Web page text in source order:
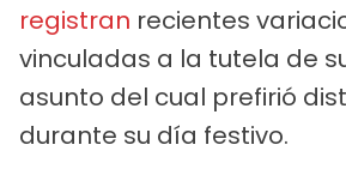
registran recientes
vinculadas a la tutela de
asunto del cual prefirió
durante su día festivo.